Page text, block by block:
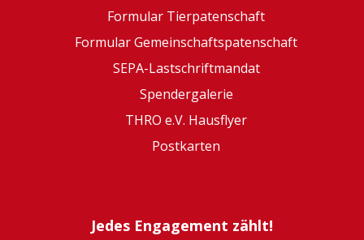
Formular Tierpatenschaft
Formular Gemeinschaftspatenschaft
SEPA-Lastschriftmandat
Spendergalerie
THRO e.V. Hausflyer
Postkarten
Jedes Engagement zählt!